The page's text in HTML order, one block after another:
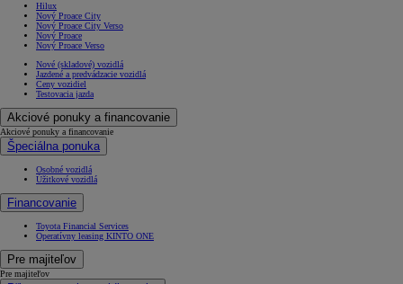
Hilux
Nový Proace City
Nový Proace City Verso
Nový Proace
Nový Proace Verso
Nové (skladové) vozidlá
Jazdené a predvádzacie vozidlá
Ceny vozidiel
Testovacia jazda
Akciové ponuky a financovanie
Akciové ponuky a financovanie
Špeciálna ponuka
Osobné vozidlá
Úžitkové vozidlá
Financovanie
Toyota Financial Services
Operatívny leasing KINTO ONE
Pre majiteľov
Pre majiteľov